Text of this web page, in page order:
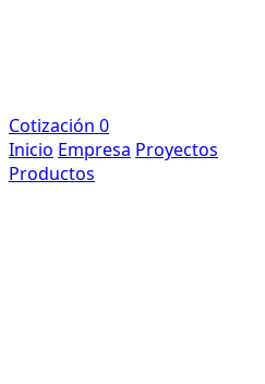
Cotización 0
Inicio Empresa Proyectos
Productos